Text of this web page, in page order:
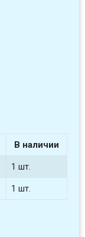
В наличии
1 шт.
1 шт.